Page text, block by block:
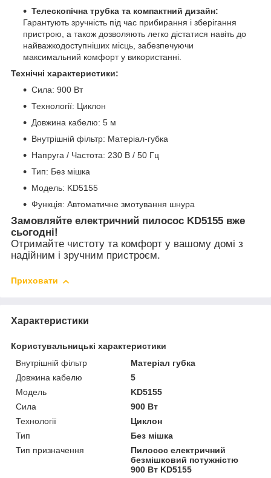
Телескопічна трубка та компактний дизайн:
Гарантують зручність під час прибирання і зберігання
пристрою, а також дозволяють легко дістатися навіть до
найважкодоступніших місць, забезпечуючи
максимальний комфорт у використанні.
Технічні характеристики:
Сила: 900 Вт
Технології: Циклон
Довжина кабелю: 5 м
Внутрішній фільтр: Матеріал-губка
Напруга / Частота: 230 В / 50 Гц
Тип: Без мішка
Модель: KD5155
Функція: Автоматичне змотування шнура
Замовляйте електричний пилосос KD5155 вже
сьогодні!
Отримайте чистоту та комфорт у вашому домі з
надійним і зручним пристроєм.
Приховати
Характеристики
Користувальницькі характеристики
Внутрішній фільтр
Матеріал губка
Довжина кабелю
5
Мoдель
KD5155
Сила
900 Вт
Технології
Циклон
Тип
Без мішка
Тип призначення
Пилосос електричний
безмішковий потужністю
900 Вт KD5155